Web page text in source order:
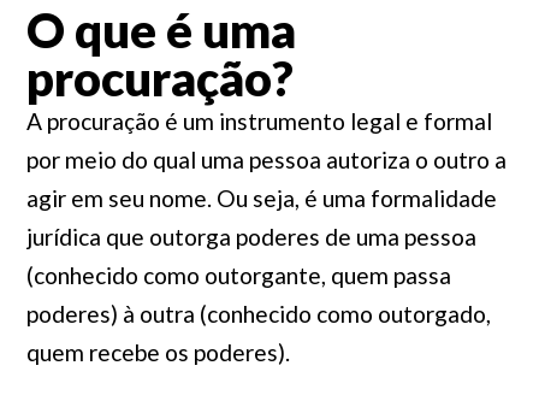
O que é uma
procuração?
A procuração é um instrumento legal e formal
por meio do qual uma pessoa autoriza o outro a
agir em seu nome. Ou seja, é uma formalidade
jurídica que outorga poderes de uma pessoa
(conhecido como outorgante, quem passa
poderes) à outra (conhecido como outorgado,
quem recebe os poderes).